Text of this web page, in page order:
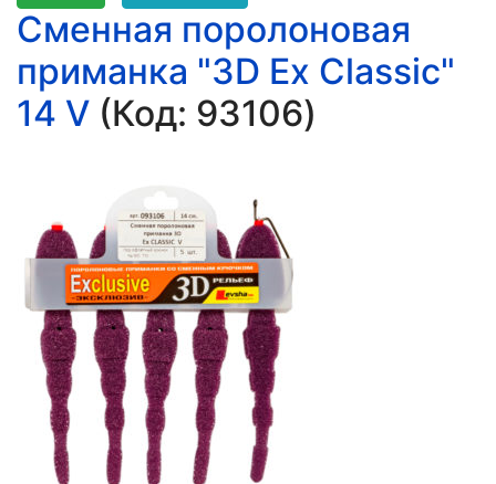
Сменная поролоновая
приманка "3D Ex Classic"
14 V (Код: 93106)